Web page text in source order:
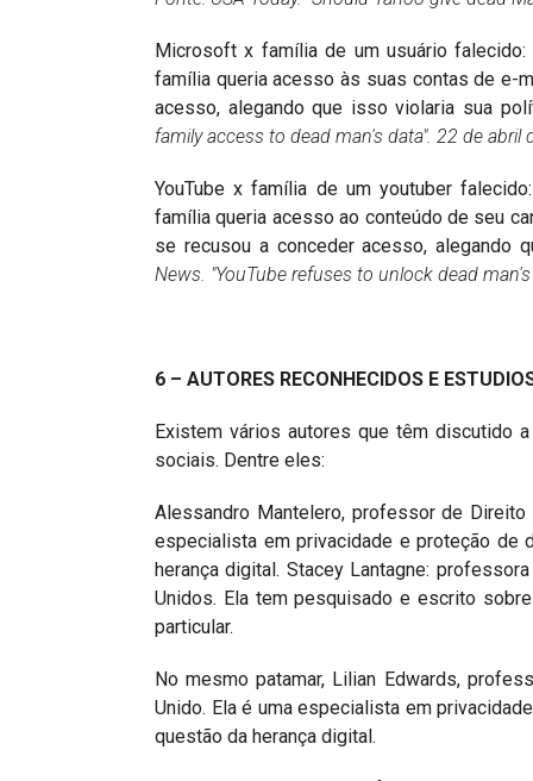
Microsoft x família de um usuário
família queria acesso às suas contas de e-
acesso, alegando que isso violaria sua
family access to dead man's data". 22 de abril
YouTube x família de um youtuber
família queria acesso ao conteúdo de seu
se recusou a conceder acesso, alegando
News. "YouTube refuses to unlock dead
6 – AUTORES RECONHECIDOS E
Existem vários autores que têm discutido
sociais. Dentre eles:
Alessandro Mantelero, professor de
especialista em privacidade e proteção de
herança digital. Stacey Lantagne:
Unidos. Ela tem pesquisado e escrito
particular.
No mesmo patamar, Lilian Edwards,
Unido. Ela é uma especialista em
questão da herança digital.